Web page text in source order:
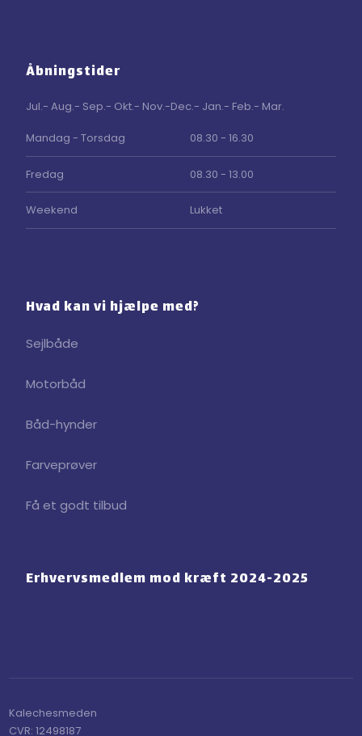
Åbningstider
Jul.- Aug.- Sep.- Okt.- Nov.-Dec.- Jan.- Feb.- Mar.
Mandag - Torsdag 08.30 - 16.30
Fredag 08.30 - 13.00
Weekend Lukket
Hvad kan vi hjælpe med?
Sejlbåde
Motorbåd
Båd-hynder
Farveprøver
Få et godt tilbud
Erhvervsmedlem mod ​kræft 2024-2025
Kalechesmeden​
CVR:​ 12498187